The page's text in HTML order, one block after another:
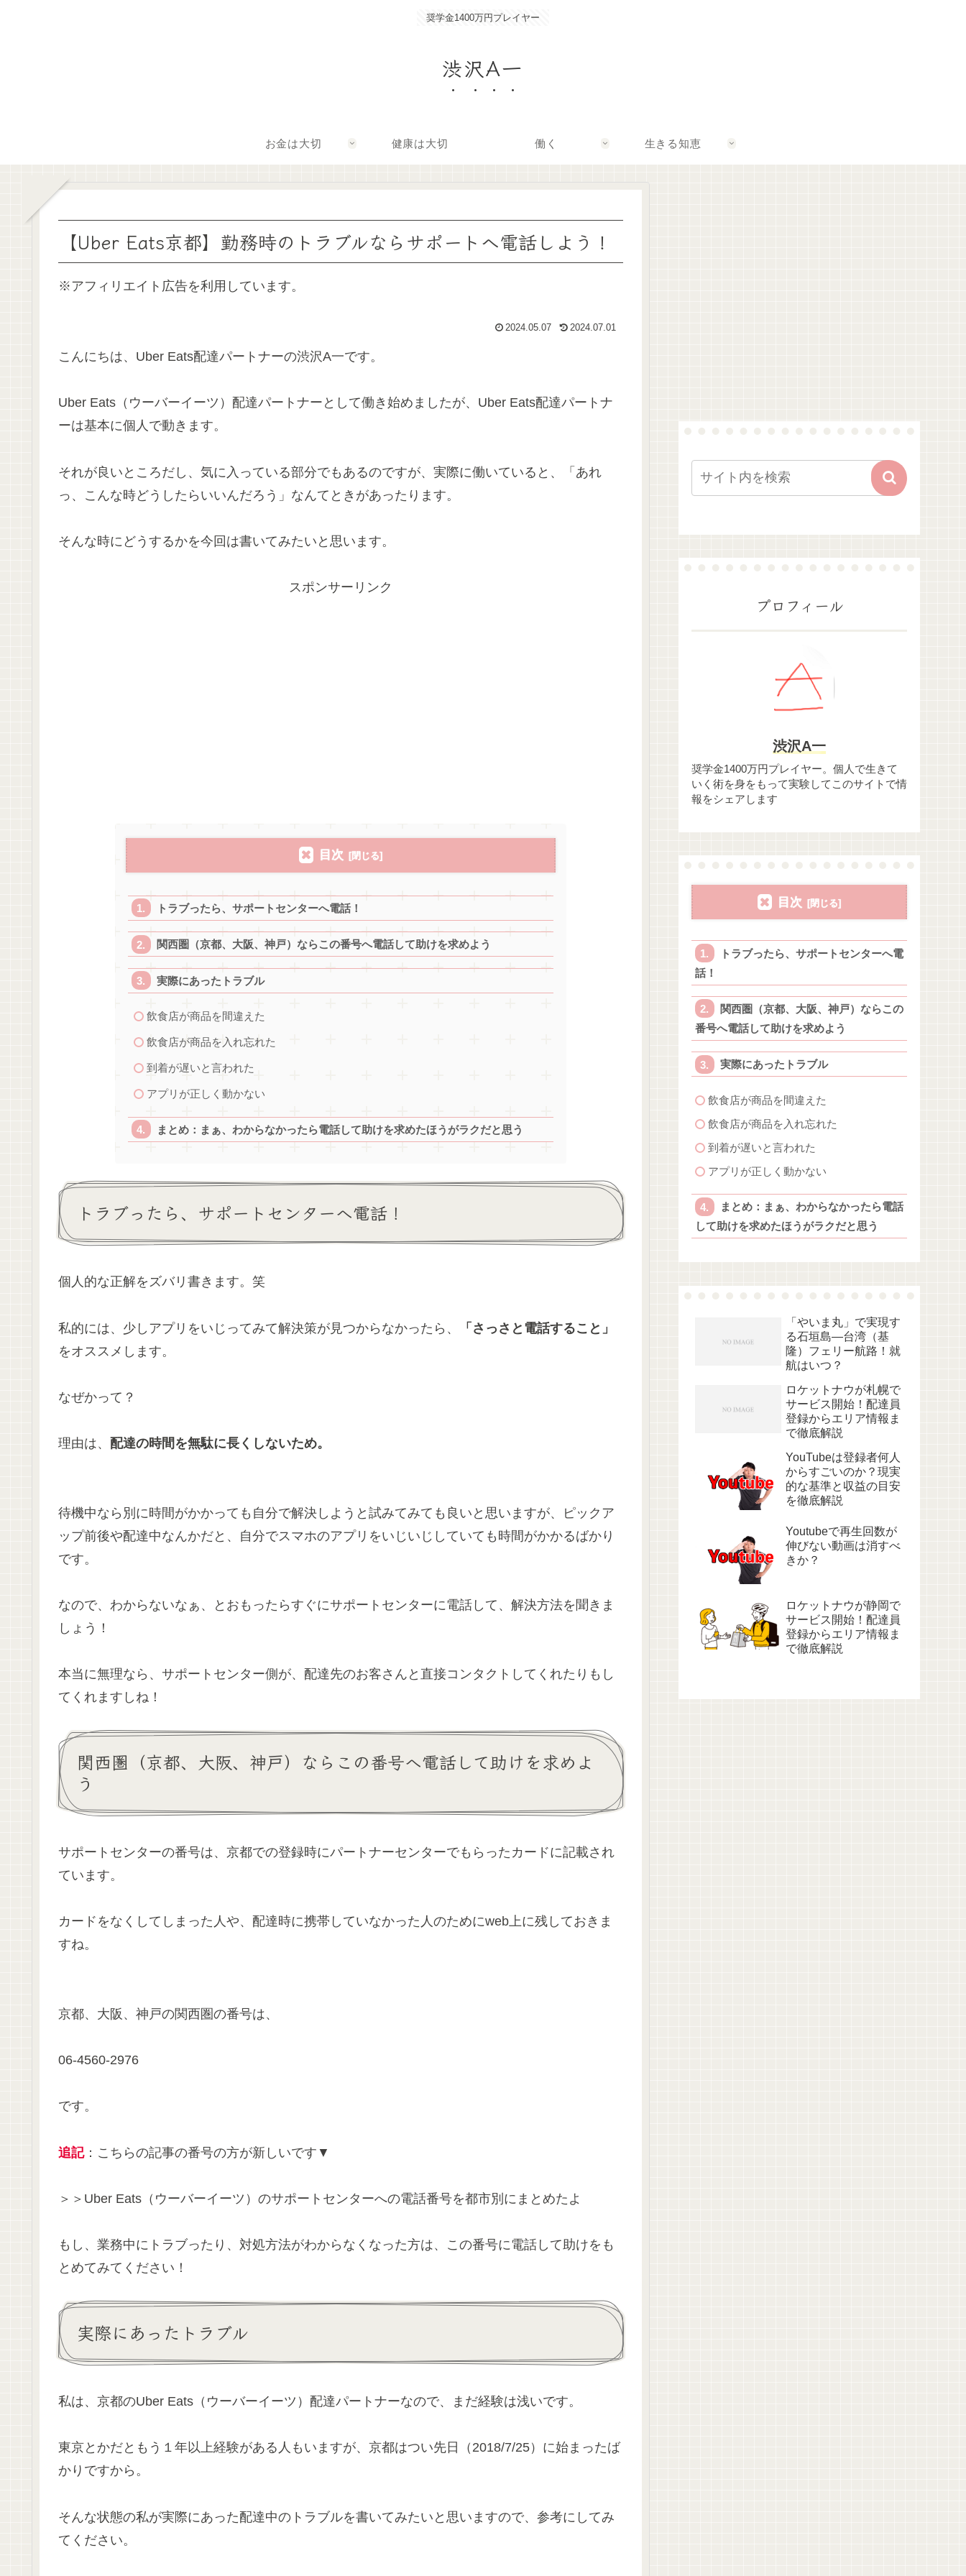
奨学金1400万円プレイヤー
渋沢A一
お金は大切 健康は大切 働く 生きる知恵
【Uber Eats京都】勤務時のトラブルならサポートへ電話しよう！
※アフィリエイト広告を利用しています。
2024.05.07 2024.07.01
こんにちは、Uber Eats配達パートナーの渋沢A一です。
Uber Eats（ウーバーイーツ）配達パートナーとして働き始めましたが、Uber Eats配達パートナ
ーは基本に個人で動きます。
それが良いところだし、気に入っている部分でもあるのですが、実際に働いていると、「あれ
っ、こんな時どうしたらいいんだろう」なんてときがあったります。
そんな時にどうするかを今回は書いてみたいと思います。
スポンサーリンク
目次
トラブったら、サポートセンターへ電話！
関西圏（京都、大阪、神戸）ならこの番号へ電話して助けを求めよう
実際にあったトラブル
飲食店が商品を間違えた
飲食店が商品を入れ忘れた
到着が遅いと言われた
アプリが正しく動かない
まとめ：まぁ、わからなかったら電話して助けを求めたほうがラクだと思う
トラブったら、サポートセンターへ電話！
個人的な正解をズバリ書きます。笑
私的には、少しアプリをいじってみて解決策が見つからなかったら、
「さっさと電話すること」
をオススメします。
なぜかって？
理由は、 配達の時間を無駄に長くしないため。
待機中なら別に時間がかかっても自分で解決しようと試みてみても良いと思いますが、ピックア
ップ前後や配達中なんかだと、自分でスマホのアプリをいじいじしていても時間がかかるばかり
です。
なので、わからないなぁ、とおもったらすぐにサポートセンターに電話して、解決方法を聞きま
しょう！
本当に無理なら、サポートセンター側が、配達先のお客さんと直接コンタクトしてくれたりもし
てくれますしね！
関西圏（京都、大阪、神戸）ならこの番号へ電話して助けを求めよ
う
サポートセンターの番号は、京都での登録時にパートナーセンターでもらったカードに記載され
ています。
カードをなくしてしまった人や、配達時に携帯していなかった人のためにweb上に残しておきま
すね。
京都、大阪、神戸の関西圏の番号は、
06-4560-2976
です。
追記：こちらの記事の番号の方が新しいです▼
＞＞Uber Eats（ウーバーイーツ）のサポートセンターへの電話番号を都市別にまとめたよ
もし、業務中にトラブったり、対処方法がわからなくなった方は、この番号に電話して助けをも
とめてみてください！
実際にあったトラブル
私は、京都のUber Eats（ウーバーイーツ）配達パートナーなので、まだ経験は浅いです。
東京とかだともう１年以上経験がある人もいますが、京都はつい先日（2018/7/25）に始まったば
かりですから。
そんな状態の私が実際にあった配達中のトラブルを書いてみたいと思いますので、参考にしてみ
てください。
プロフィール
渋沢A一
奨学金1400万円プレイヤー。個人で生きて
いく術を身をもって実験してこのサイトで情
報をシェアします
目次
トラブったら、サポートセンターへ電
話！
関西圏（京都、大阪、神戸）ならこの
番号へ電話して助けを求めよう
実際にあったトラブル
飲食店が商品を間違えた
飲食店が商品を入れ忘れた
到着が遅いと言われた
アプリが正しく動かない
まとめ：まぁ、わからなかったら電話
して助けを求めたほうがラクだと思う
「やいま丸」で実現す
る石垣島―台湾（基
隆）フェリー航路！就
航はいつ？
ロケットナウが札幌で
サービス開始！配達員
登録からエリア情報ま
で徹底解説
YouTubeは登録者何人
からすごいのか？現実
的な基準と収益の目安
を徹底解説
Youtubeで再生回数が
伸びない動画は消すべ
きか？
ロケットナウが静岡で
サービス開始！配達員
登録からエリア情報ま
で徹底解説